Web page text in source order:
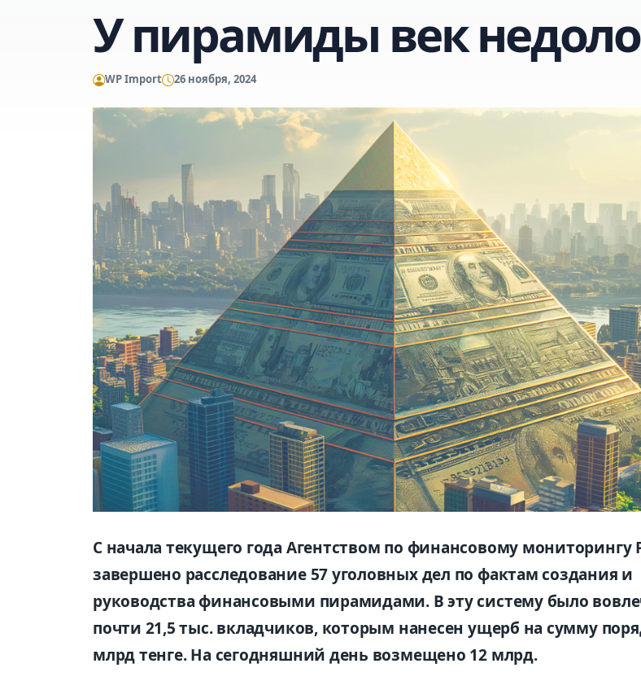
У пирамиды век
WP Import 26 ноября, 2024
С начала текущего года Агентством по финансовому мониторингу
завершено расследование 57 уголовных дел по фактам создания и
руководства финансовыми пирамидами. В эту систему было
почти 21,5 тыс. вкладчиков, которым нанесен ущерб на сумму
млрд тенге. На сегодняшний день возмещено 12 млрд.